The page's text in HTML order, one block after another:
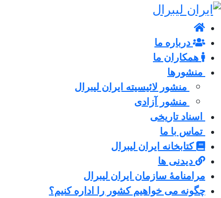
درباره ما
همکاران ما
منشورها
منشور لائیسیته ایران لیبرال
منشور آزادی
اسناد تاریخی
تماس با ما
کتابخانه ایران لیبرال
دیدنی ها
مرامنامۀ سازمان ایران لیبرال
چگونه می خواهیم کشور را اداره کنیم؟